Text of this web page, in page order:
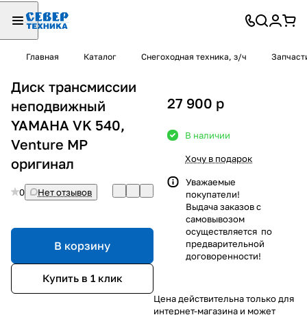
Главная Каталог Снегоходная техника, з/ч
Диск трансмиссии
неподвижный
YAMAHA VK 540,
Venture MP
оригинал
0 Нет отзывов
В корзину
Купить в 1 клик
27 900 p
В наличии
Хочу в подарок
Уважаемые
покупатели!
Выдача заказов с
самовывозом
осуществляется по
предварительной
договоренности!
Цена действительна только для
интернет-магазина и может